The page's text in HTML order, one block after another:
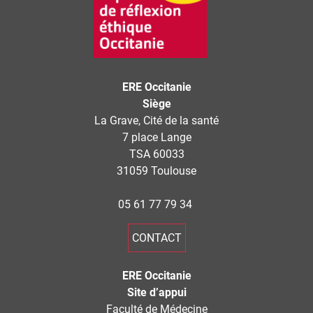
ERE Occitanie
Siège
La Grave, Cité de la santé
7 place Lange
TSA 60033
31059 Toulouse
05 61 77 79 34
CONTACT
ERE Occitanie
Site d’appui
Faculté de Médecine